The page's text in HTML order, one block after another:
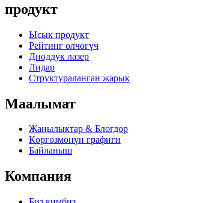
продукт
Ысык продукт
Рейтинг өлчөгүч
Диоддук лазер
Лидар
Структураланган жарык
Маалымат
Жаңылыктар & Блогдор
Көргөзмөнүн графиги
Байланыш
Компания